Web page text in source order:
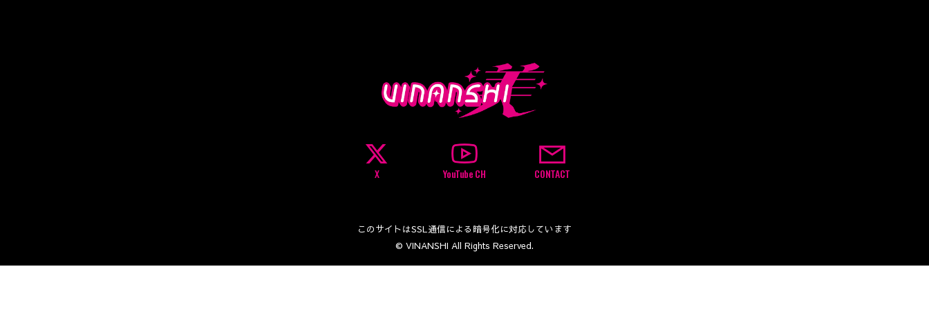
X YouTube CH CONTACT
このサイトはSSL通信による暗号化に対応しています
© VINANSHI All Rights Reserved.